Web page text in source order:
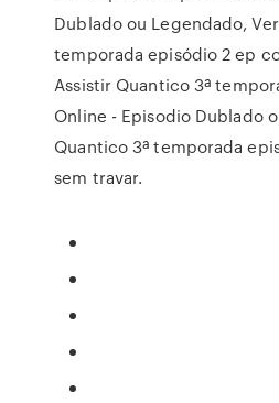
Dublado ou Legendado,
temporada episódio 2 ep
Assistir Quantico 3ª
Online - Episodio Dublado
Quantico 3ª temporada
sem travar.